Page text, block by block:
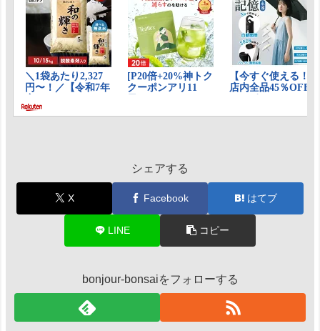
シェアする
X Facebook はてブ
LINE コピー
bonjour-bonsaiをフォローする